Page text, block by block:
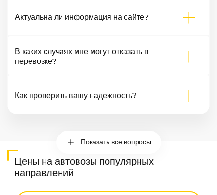
Актуальна ли информация на сайте?
В каких случаях мне могут отказать в
перевозке?
Как проверить вашу надежность?
Показать все вопросы
Цены на автовозы популярных
направлений